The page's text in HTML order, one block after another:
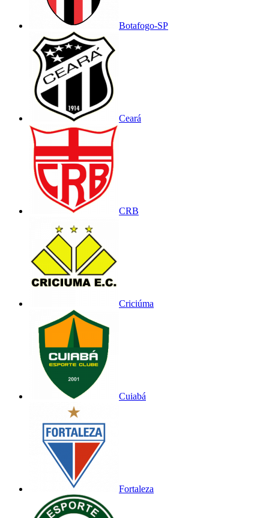
Botafogo-SP
Ceará
CRB
Criciúma
Cuiabá
Fortaleza